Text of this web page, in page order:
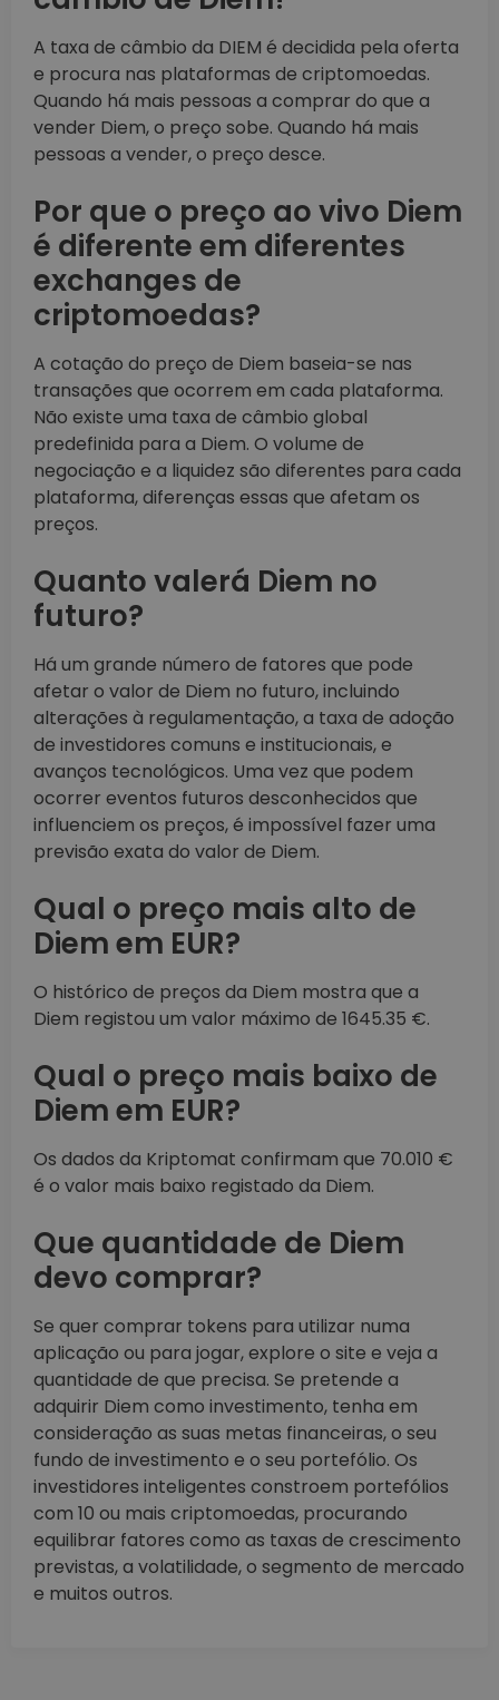
A taxa de câmbio da DIEM é decidida pela oferta
e procura nas plataformas de criptomoedas.
Quando há mais pessoas a comprar do que a
vender Diem, o preço sobe. Quando há mais
pessoas a vender, o preço desce.
Por que o preço ao vivo Diem
é diferente em diferentes
exchanges de
criptomoedas?
A cotação do preço de Diem baseia-se nas
transações que ocorrem em cada plataforma.
Não existe uma taxa de câmbio global
predefinida para a Diem. O volume de
negociação e a liquidez são diferentes para cada
plataforma, diferenças essas que afetam os
preços.
Quanto valerá Diem no
futuro?
Há um grande número de fatores que pode
afetar o valor de Diem no futuro, incluindo
alterações à regulamentação, a taxa de adoção
de investidores comuns e institucionais, e
avanços tecnológicos. Uma vez que podem
ocorrer eventos futuros desconhecidos que
influenciem os preços, é impossível fazer uma
previsão exata do valor de Diem.
Qual o preço mais alto de
Diem em EUR?
O histórico de preços da Diem mostra que a
Diem registou um valor máximo de 1645.35 €.
Qual o preço mais baixo de
Diem em EUR?
Os dados da Kriptomat confirmam que 70.010 €
é o valor mais baixo registado da Diem.
Que quantidade de Diem
devo comprar?
Se quer comprar tokens para utilizar numa
aplicação ou para jogar, explore o site e veja a
quantidade de que precisa. Se pretende a
adquirir Diem como investimento, tenha em
consideração as suas metas financeiras, o seu
fundo de investimento e o seu portefólio. Os
investidores inteligentes constroem portefólios
com 10 ou mais criptomoedas, procurando
equilibrar fatores como as taxas de crescimento
previstas, a volatilidade, o segmento de mercado
e muitos outros.